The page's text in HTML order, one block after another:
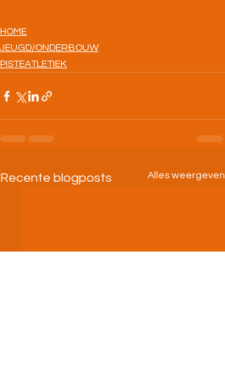
HOME
JEUGD/ONDERBOUW
PISTEATLETIEK
Recente blogposts Alles weergeven